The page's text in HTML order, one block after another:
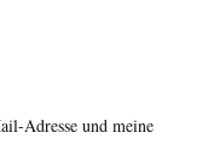
Adresse und meine